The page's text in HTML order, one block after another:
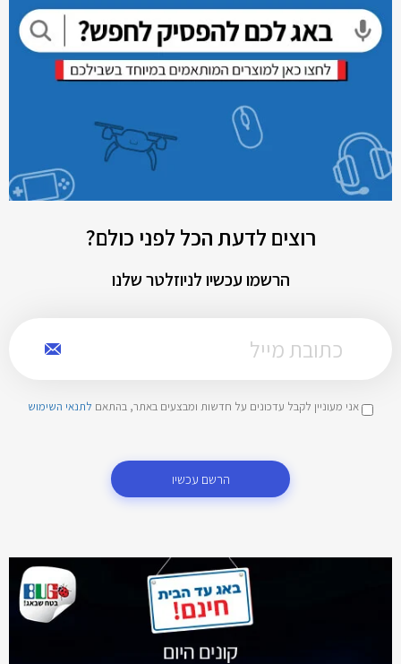
רוצים לדעת הכל לפני כולם?
הרשמו עכשיו לניוזלטר שלנו
אני מעוניין לקבל עדכונים על חדשות ומבצעים באתר, בהתאם לתנאי השימוש
הרשם עכשיו